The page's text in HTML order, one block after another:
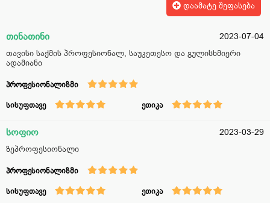
დაამატე შეფასება
თინათინი
2023-07-04
თავისი საქმის პროფესიონალ, საუკეთესო და გულისხმიერი
ადამიანი
პროფესიონალიზმი
სისუფთავე ეთიკა
სოფიო
2023-03-29
ზეპროფესიონალი
პროფესიონალიზმი
სისუფთავე ეთიკა